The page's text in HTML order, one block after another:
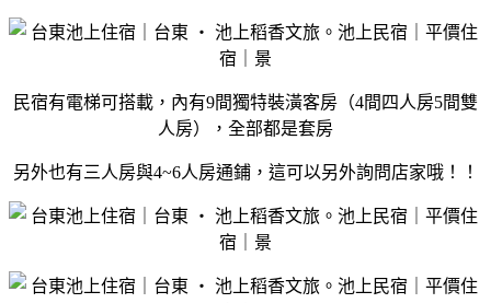
民宿有電梯可搭載，內有9間獨特裝潢客房（4間四人房5間雙
人房），全部都是套房
另外也有三人房與4~6人房通鋪，這可以另外詢問店家哦！！